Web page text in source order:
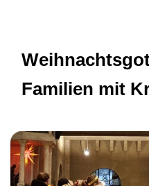
Familien mit